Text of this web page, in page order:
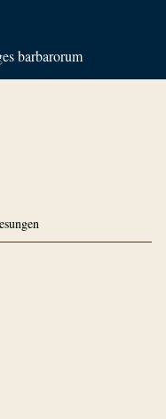
barbarorum